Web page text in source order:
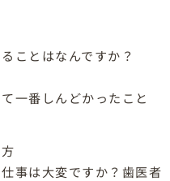
ことはなんですか？
一番しんどかったこと
事は大変ですか？歯医者